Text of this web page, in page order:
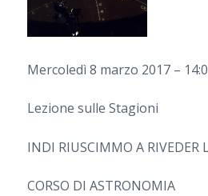
Mercoledì 8 marzo 2017 –
Lezione sulle Stagioni
INDI RIUSCIMMO A RIVEDER
CORSO DI ASTRONOMIA